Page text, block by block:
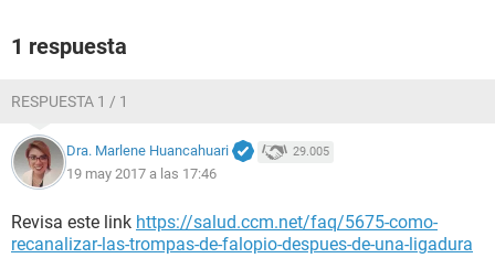
1 respuesta
RESPUESTA 1 / 1
Dra. Marlene Huancahuari 29.005
19 may 2017 a las 17:46
Revisa este link https://salud.ccm.net/faq/5675-como-
recanalizar-las-trompas-de-falopio-despues-de-una-ligadura